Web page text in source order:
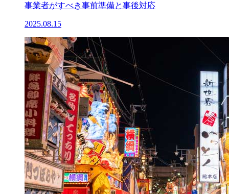
事業者がすべき事前準備と事後対応
2025.08.15